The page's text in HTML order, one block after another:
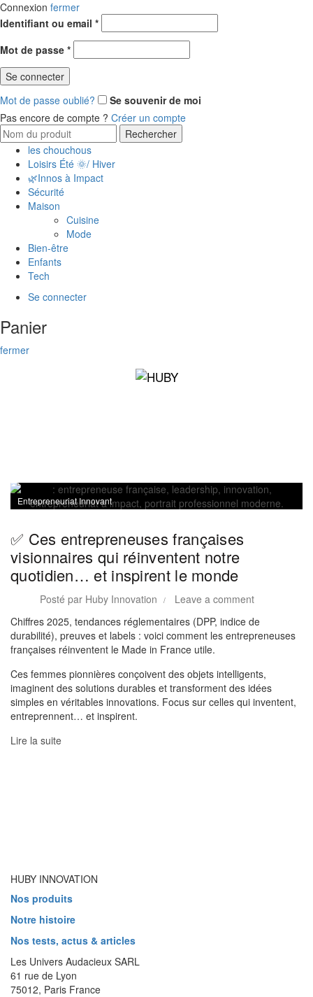
Connexion fermer
Identifiant ou email *Obligatoire
Mot de passe *Obligatoire
Se connecter
Mot de passe oublié?
Se souvenir de moi
Pas encore de compte ? Créer un compte
Search
for:
Rechercher
les chouchous
Loisirs Été 🌞/ Hiver
🌿Innos à Impact
Sécurité
Maison
Cuisine
Mode
Bien-être
Enfants
Tech
Se connecter
Panier
fermer
Entrepreneuriat Innovant
✅ Ces entrepreneuses françaises
visionnaires qui réinventent notre
quotidien… et inspirent le monde
Posté par Huby Innovation
Leave a comment
Chiffres 2025, tendances réglementaires (DPP, indice de
durabilité), preuves et labels : voici comment les entrepreneuses
françaises réinventent le Made in France utile.
Ces femmes pionnières conçoivent des objets intelligents,
imaginent des solutions durables et transforment des idées
simples en véritables innovations. Focus sur celles qui inventent,
entreprennent… et inspirent.
Lire la suite
HUBY INNOVATION
Nos produits
Notre histoire
Nos tests, actus & articles
Les Univers Audacieux SARL
61 rue de Lyon
75012, Paris France